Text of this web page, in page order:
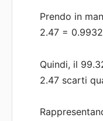
Prendo in
2.47 =
Quindi, il
2.47 scarti